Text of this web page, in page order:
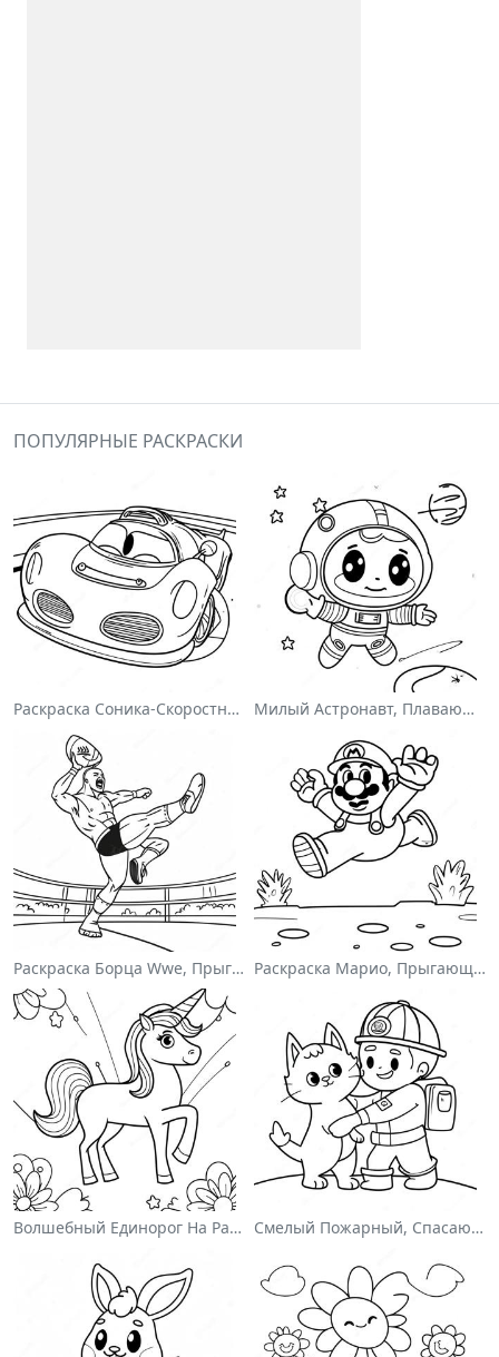
ПОПУЛЯРНЫЕ РАСКРАСКИ
Раскраска Соника-Скоростного Гонщика Милый Астронавт, Плавающий В Космосе На Раскраске
Раскраска Борца Wwe, Прыгающего На Соперника Раскраска Марио, Прыгающего Через Гумбасов
Волшебный Единорог На Раскраске С Радугой Смелый Пожарный, Спасающий Кота Раскраска